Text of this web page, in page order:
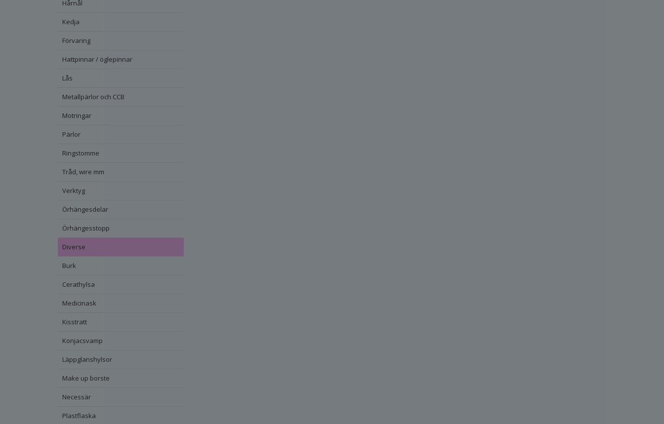
Hårnål
Kedja
Förvaring
Hattpinnar / öglepinnar
Lås
Metallpärlor och CCB
Motringar
Pärlor
Ringstomme
Tråd, wire mm
Verktyg
Örhängesdelar
Örhängesstopp
Diverse
Burk
Cerathylsa
Medicinask
Kisstratt
Konjacsvamp
Läppglanshylsor
Make up borste
Necessär
Plastflaska